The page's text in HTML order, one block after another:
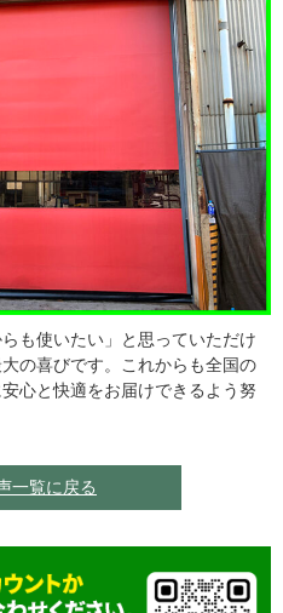
も使いたい」と思っていただけ
の喜びです。これからも全国の
心と快適をお届けできるよう努
一覧に戻る